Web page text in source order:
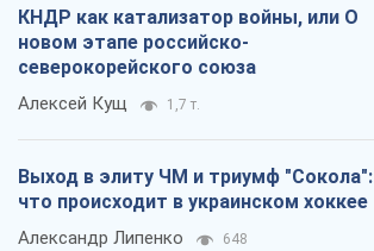
КНДР как катализатор войны, или О
новом этапе российско-
северокорейского союза
Алексей Кущ 1,7 т.
Выход в элиту ЧМ и триумф "Сокола":
что происходит в украинском хоккее
Александр Липенко 648